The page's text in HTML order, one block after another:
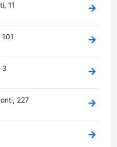
11
3
227